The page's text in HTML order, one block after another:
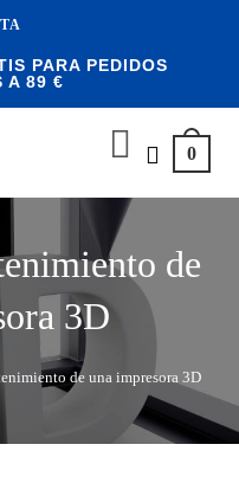
PARA PEDIDOS
A 89 €
0
de
3D
de una impresora 3D